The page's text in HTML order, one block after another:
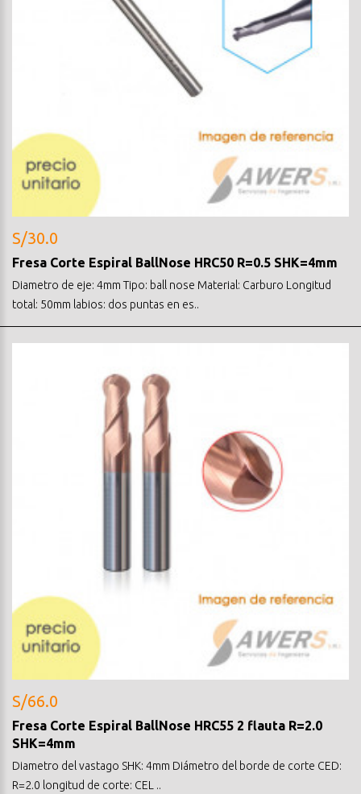
S/30.0
Fresa Corte Espiral BallNose HRC50 R=0.5 SHK=4mm
Diametro de eje: 4mm Tipo: ball nose Material: Carburo Longitud
total: 50mm labios: dos puntas en es..
S/66.0
Fresa Corte Espiral BallNose HRC55 2 flauta R=2.0
SHK=4mm
Diametro del vastago SHK: 4mm Diámetro del borde de corte CED:
R=2.0 longitud de corte: CEL ..